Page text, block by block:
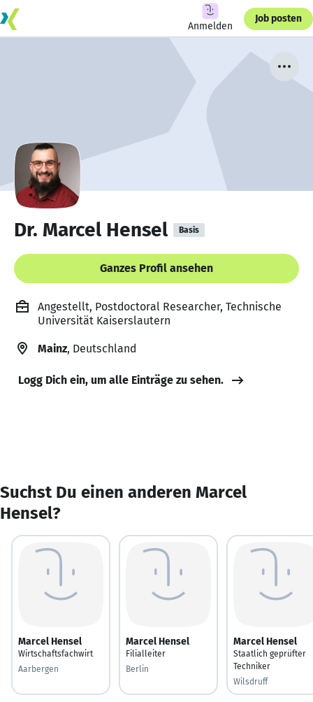
Anmelden
Job posten
Dr. Marcel Hensel Basis
Ganzes Profil ansehen
Angestellt, Postdoctoral Researcher, Technische
Universität Kaiserslautern
Mainz, Deutschland
Logg Dich ein, um alle Einträge zu sehen.
Suchst Du einen anderen Marcel
Hensel?
Marcel Hensel
Wirtschaftsfachwirt
Aarbergen
Marcel Hensel
Filialleiter
Berlin
Marcel Hensel
Staatlich geprüfter
Techniker
Wilsdruff